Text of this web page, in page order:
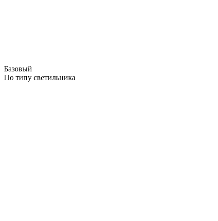
Базовый
По типу светильника